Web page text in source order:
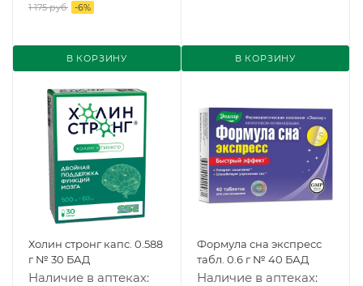
1 175 руб. -6%
В КОРЗИНУ В КОРЗИНУ
Холин стронг капс. 0.588
г № 30 БАД
Наличие в аптеках:
Формула сна экспресс
табл. 0.6 г № 40 БАД
Наличие в аптеках: